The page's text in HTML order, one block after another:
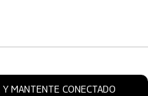
MANTENTE CONECTADO